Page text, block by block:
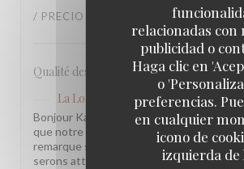
relacionadas con
publicidad o
Haga clic en
o
preferencias.
en cualquier
icono de
izquierda de
/ PRECIO
Qualité des plats, cadre et amabilité de
La Lorraine
ha respondido a su
Bonjour Karim, Merci pour ce retour !
que notre équipe et l'ambiance vous aient
remarque sur le rapport qualité-prix est
serons attentifs. À très bientôt !